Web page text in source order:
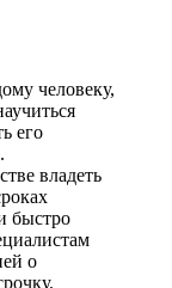
человеку,
его
владеть
быстро
о